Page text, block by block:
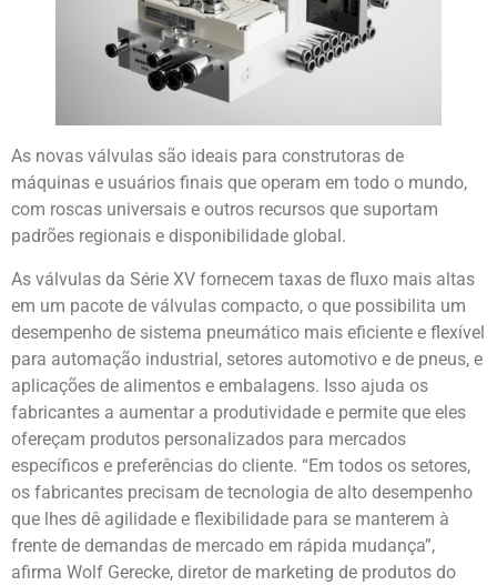
As novas válvulas são ideais para construtoras de
máquinas e usuários finais que operam em todo o mundo,
com roscas universais e outros recursos que suportam
padrões regionais e disponibilidade global.
As válvulas da Série XV fornecem taxas de fluxo mais altas
em um pacote de válvulas compacto, o que possibilita um
desempenho de sistema pneumático mais eficiente e flexível
para automação industrial, setores automotivo e de pneus, e
aplicações de alimentos e embalagens. Isso ajuda os
fabricantes a aumentar a produtividade e permite que eles
ofereçam produtos personalizados para mercados
específicos e preferências do cliente. “Em todos os setores,
os fabricantes precisam de tecnologia de alto desempenho
que lhes dê agilidade e flexibilidade para se manterem à
frente de demandas de mercado em rápida mudança”,
afirma Wolf Gerecke, diretor de marketing de produtos do